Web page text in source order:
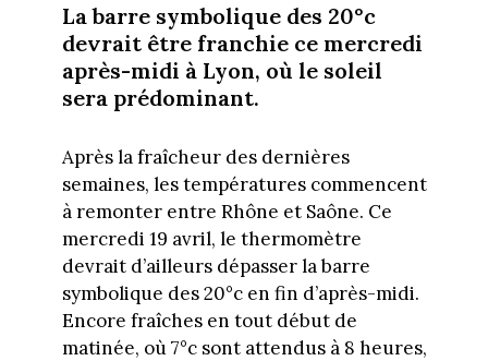
La barre symbolique des 20°c
devrait être franchie ce mercredi
après-midi à Lyon, où le soleil
sera prédominant.
Après la fraîcheur des dernières
semaines, les températures commencent
à remonter entre Rhône et Saône. Ce
mercredi 19 avril, le thermomètre
devrait d’ailleurs dépasser la barre
symbolique des 20°c en fin d’après-midi.
Encore fraîches en tout début de
matinée, où 7°c sont attendus à 8 heures,